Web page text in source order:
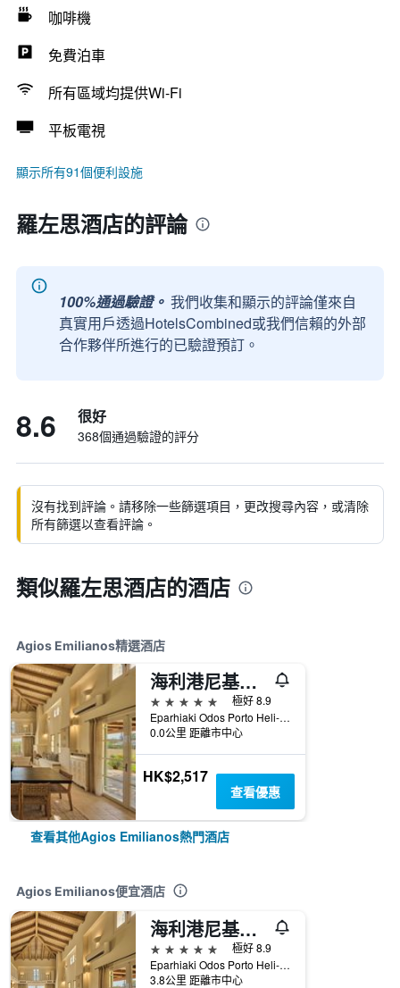
咖啡機
免費泊車
所有區域均提供Wi-Fi
平板電視
顯示所有91個便利設施
羅左思酒店的評論
100%通過驗證。 我們收集和顯示的評論僅來自
真實用戶透過HotelsCombined或我們信賴的外部
合作夥伴所進行的已驗證預訂。
8.6 很好
368個通過驗證的評分
沒有找到評論。請移除一些篩選項目，更改搜尋內容，或清除
所有篩選以查看評論。
類似羅左思酒店的酒店
Agios Emilianos精選酒店
海利港尼基海灘度假溫泉酒店 - 厄密歐尼達
5星級
極好 8.9
Eparhiaki Odos Porto Heli- Costa, Agios Emilianos, 希臘
0.0公里 距離市中心
HK$2,517
查看優惠
查看其他Agios Emilianos熱門酒店
Agios Emilianos便宜酒店
海利港尼基海灘度假溫泉酒店 - 厄密歐尼達
5星級
極好 8.9
Eparhiaki Odos Porto Heli- Costa, Agios Emilianos, 希臘
3.8公里 距離市中心